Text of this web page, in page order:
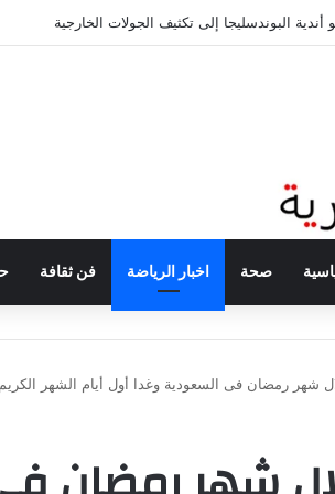
أندية البوندسليجا إلى تكثيف الجولات الخارجية
صحة اخبار الرياضة فن ثقافة
شهر رمضان فى السعودية وغدا أول أيام الشهر الكريم